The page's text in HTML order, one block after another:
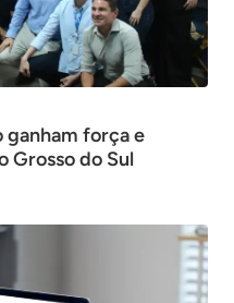
ganham força e
Grosso do Sul